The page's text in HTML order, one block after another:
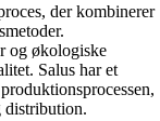
der kombinerer
og økologiske
Salus har et
distribution.